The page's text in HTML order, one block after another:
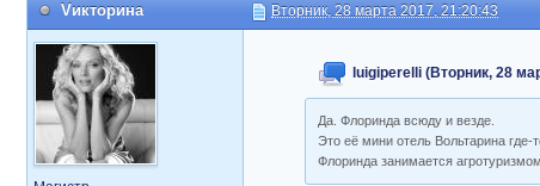
Vикторина Вторник, 28 марта 2017, 21:20:43
luigiperelli (Вторник, 28
Да. Флоринда всюду и везде.
Это её мини отель Вольтарина где-
Флоринда занимается